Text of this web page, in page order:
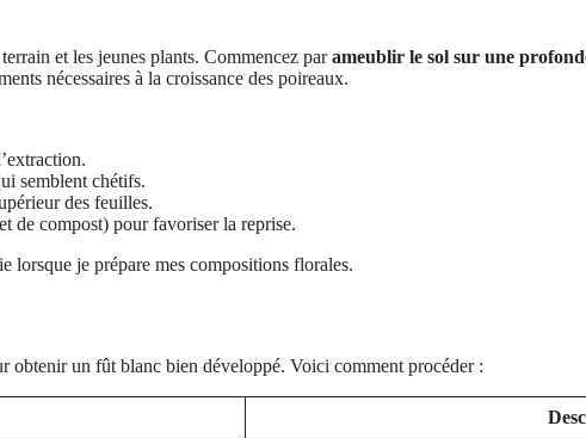
et les jeunes plants. Commencez parameublir le sol sur une
nécessaires à la croissance des poireaux.
semblent chétifs.
des feuilles.
de compost) pour favoriser la reprise.
lorsque je prépare mes compositions florales.
obtenir un fût blanc bien développé. Voici comment procéder :